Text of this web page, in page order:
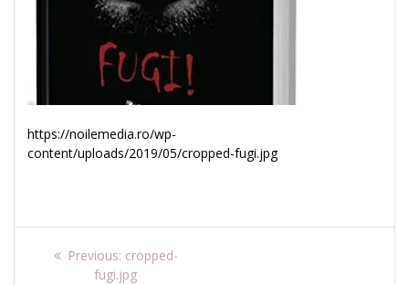
https://noilemedia.ro/wp-
content/uploads/2019/05/cropped-fugi.jpg
Navigare
Previous: Previous
post:
cropped-
fugi.jpg